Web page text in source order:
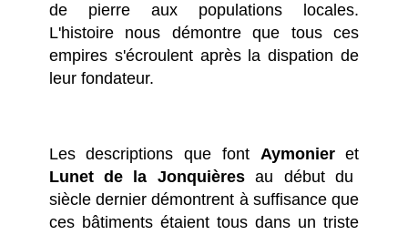
de pierre aux populations locales.
L'histoire nous démontre que tous ces
empires s'écroulent après la dispation de
leur fondateur.
Les descriptions que font Aymonieret
Lunet de la Jonquièresau début du
siècle dernier démontrent à suffisance que
ces bâtiments étaient tous dans un triste